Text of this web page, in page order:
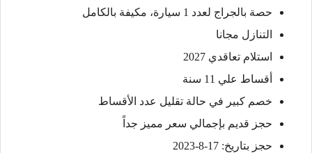
حصة بالجراج لعدد 1 سيارة، مكيفة بالكامل
التنازل مجانا
استلام تعاقدي 2027
أقساط علي 11 سنة
خصم كبير في حالة تقليل عدد الأقساط
حجز قديم بإجمالي سعر مميز جداً
حجز بتاريخ: 17-8-2023